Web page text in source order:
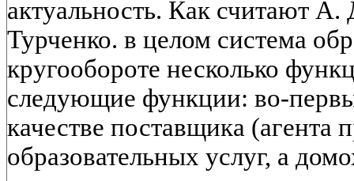
актуальность. Как считают
Турченко. в целом система
кругообороте несколько
следующие функции: во-
качестве поставщика (агента
образовательных услуг, а